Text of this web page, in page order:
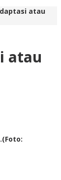
atau
atau